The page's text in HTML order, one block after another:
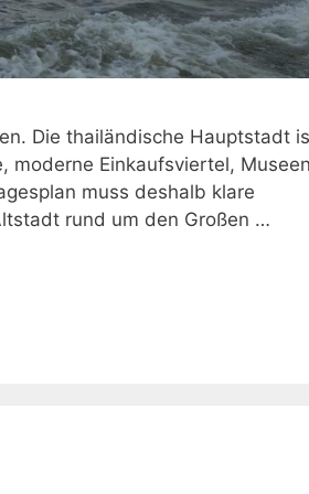
Die thailändische Hauptstadt
moderne Einkaufsviertel,
muss deshalb klare
rund um den Großen …